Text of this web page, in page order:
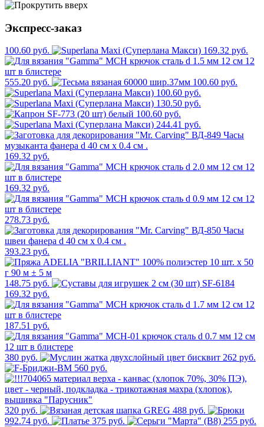
Экспресс-заказ
100.60 руб. 169.32 руб.
555.20 руб.
100.60 руб.
100.60 руб.
130.50 руб.
100.60 руб.
244.41 руб.
169.32 руб.
169.32 руб.
278.73 руб.
393.23 руб.
148.75 руб.
169.32 руб.
187.51 руб.
380 руб.
262 руб.
560 руб.
320 руб.
488 руб.
992.74 руб.
375 руб. 255 руб.